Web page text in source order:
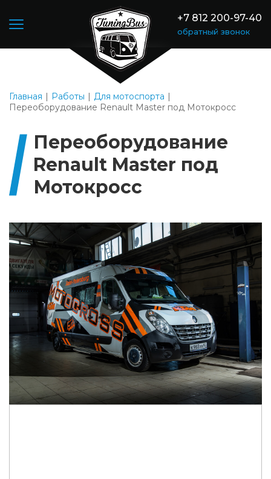
+7 812 200-97-40
обратный звонок
Главная Работы
Для мотоспорта
Переоборудование Renault Master под Мотокросс
Переоборудование
Renault Master под
Мотокросс